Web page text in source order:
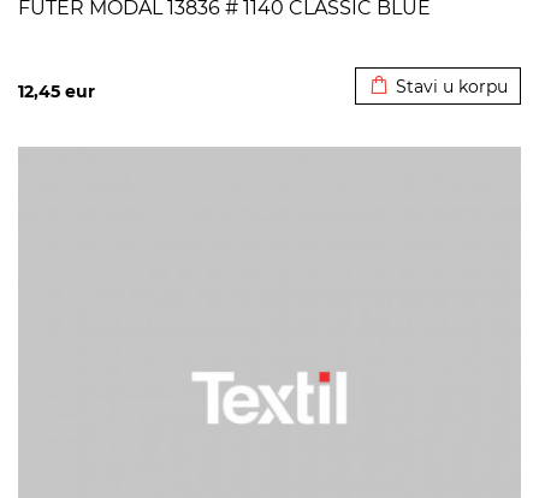
FUTER MODAL 13836 # 1140 CLASSIC BLUE
12,45 eur Stavi u korpu